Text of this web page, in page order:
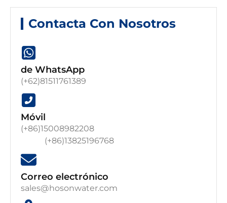
Contacta Con Nosotros
de WhatsApp
(+62)81511761389
Móvil
(+86)15008982208
(+86)13825196768
Correo electrónico
sales@hosonwater.com